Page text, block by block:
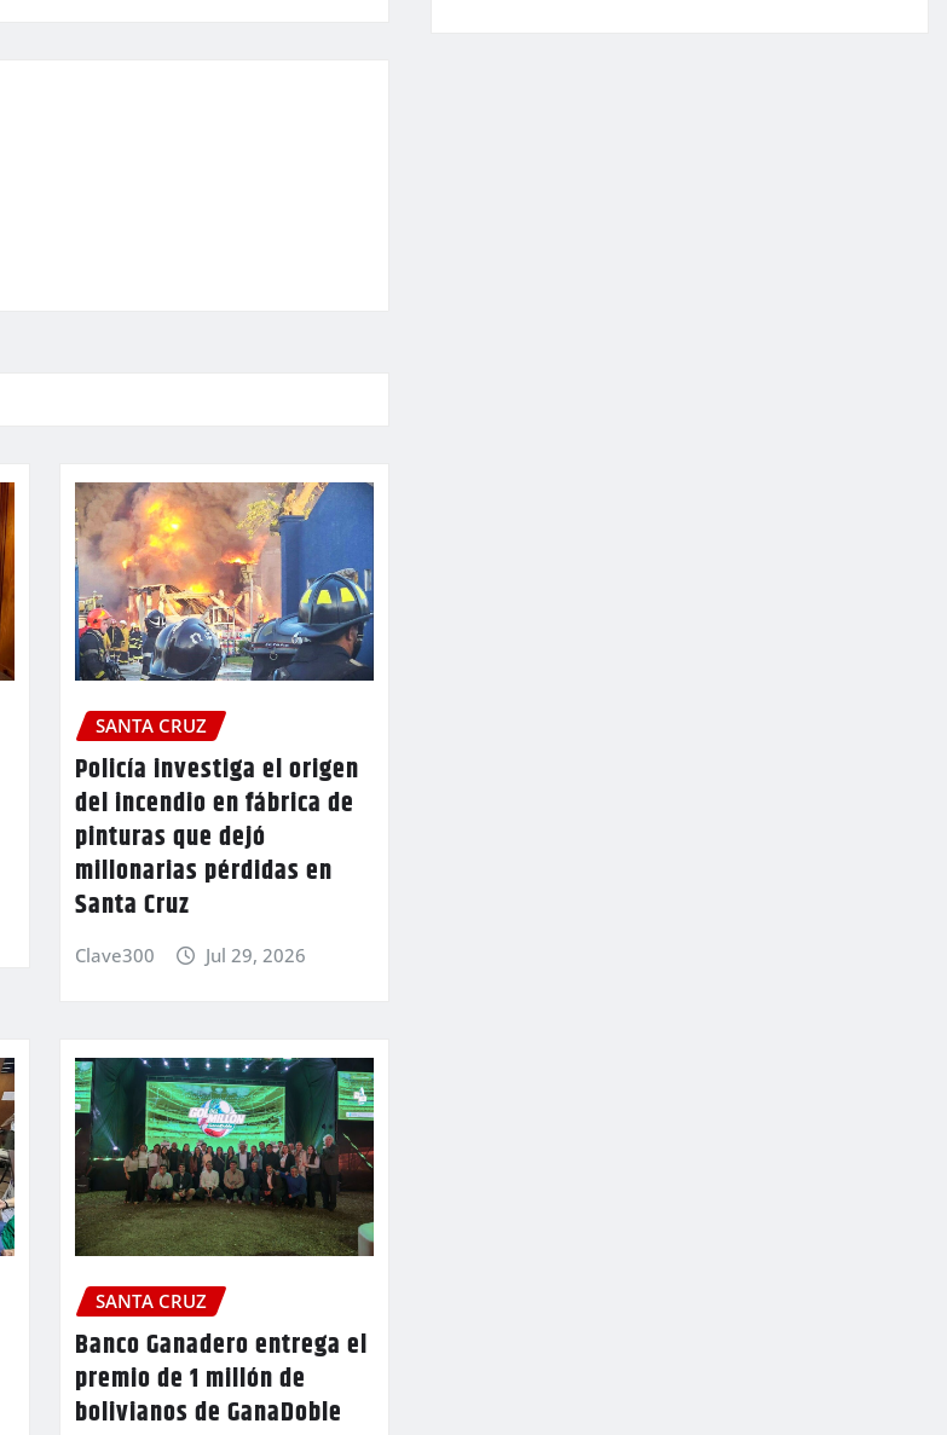
SANTA CRUZ
Policía investiga el origen
del incendio en fábrica de
pinturas que dejó
millonarias pérdidas en
Santa Cruz
Clave300 Jul 29, 2026
SANTA CRUZ
Banco Ganadero entrega el
premio de 1 millón de
bolivianos de GanaDoble